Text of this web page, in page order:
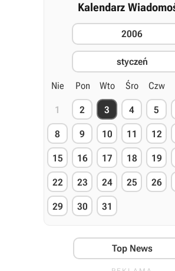
Kalendarz
2006
styczeń
Nie Pon Wto Śro Czw
1 2 3 4 5
8 9 10 11 12
15 16 17 18 19
22 23 24 25 26
29 30 31
Top News